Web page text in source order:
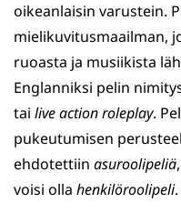
oikeanlaisin varustein.
mielikuvitusmaailman,
ruoasta ja musiikista
Englanniksi pelin
tai live action roleplay.
pukeutumisen
ehdotettiin asuroolipeliä
voisi olla henkilöroolipeli.